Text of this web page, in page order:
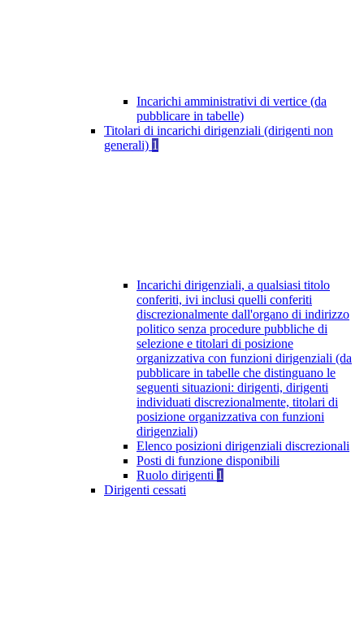
Incarichi amministrativi di vertice (da
pubblicare in tabelle)
Titolari di incarichi dirigenziali (dirigenti non
generali) 1
Incarichi dirigenziali, a qualsiasi titolo
conferiti, ivi inclusi quelli conferiti
discrezionalmente dall'organo di indirizzo
politico senza procedure pubbliche di
selezione e titolari di posizione
organizzativa con funzioni dirigenziali (da
pubblicare in tabelle che distinguano le
seguenti situazioni: dirigenti, dirigenti
individuati discrezionalmente, titolari di
posizione organizzativa con funzioni
dirigenziali)
Elenco posizioni dirigenziali discrezionali
Posti di funzione disponibili
Ruolo dirigenti 1
Dirigenti cessati